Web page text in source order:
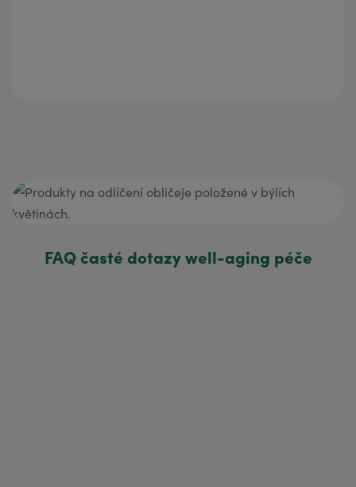
FAQ časté dotazy well-aging péče